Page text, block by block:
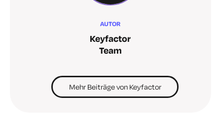
AUTOR
Keyfactor
Team
Mehr Beiträge von Keyfactor